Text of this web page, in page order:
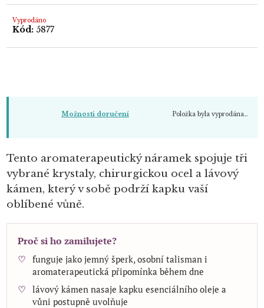
Vyprodáno
Kód: 5877
Možnosti doručení Položka byla vyprodána…
Tento aromaterapeutický náramek spojuje tři
vybrané krystaly, chirurgickou ocel a lávový
kámen, který v sobě podrží kapku vaší
oblíbené vůně.
Proč si ho zamilujete?
funguje jako jemný šperk, osobní talisman i
aromaterapeutická připomínka během dne
lávový kámen nasaje kapku esenciálního oleje a
vůni postupně uvolňuje